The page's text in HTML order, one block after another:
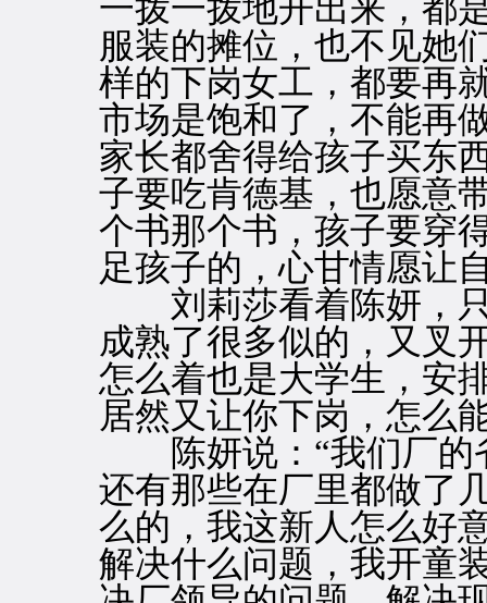
一拨一拨地开出来，都
服装的摊位，也不见她
样的下岗女工，都要再
市场是饱和了，不能再
家长都舍得给孩子买东
子要吃肯德基，也愿意
个书那个书，孩子要穿
足孩子的，心甘情愿让
刘莉莎看着陈妍，只
成熟了很多似的，又叉
怎么着也是大学生，安
居然又让你下岗，怎么
陈妍说：“我们厂的
还有那些在厂里都做了
么的，我这新人怎么好
解决什么问题，我开童